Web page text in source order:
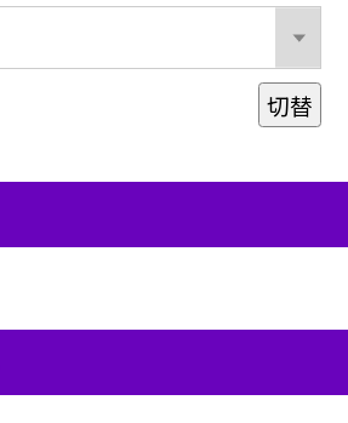
切替